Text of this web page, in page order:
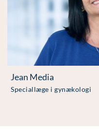
Jean Media
Speciallæge i gynækologi